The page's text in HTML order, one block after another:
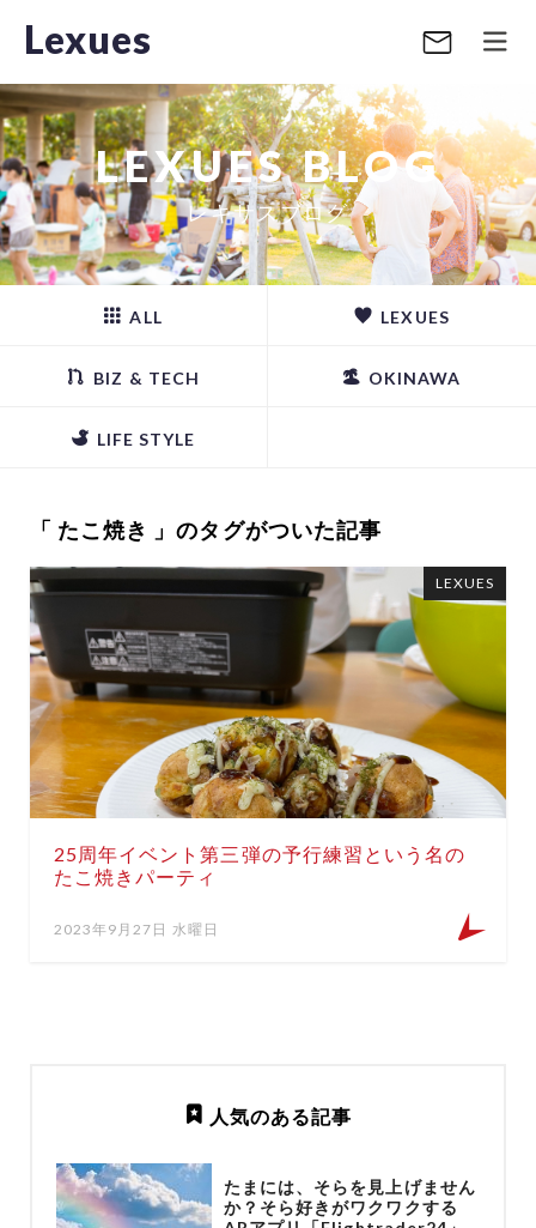
Lexues
LEXUES BLOG
レキサスブログ
ALL LEXUES
BIZ & TECH OKINAWA
LIFE STYLE
「 たこ焼き 」のタグがついた記事
25周年イベント第三弾の予行練習という名の
たこ焼きパーティ
2023年9月27日 水曜日
LEXUES
人気のある記事
たまには、そらを見上げません
か？そら好きがワクワクする